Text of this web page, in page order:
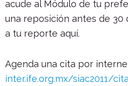
acude al Módulo de tu
una reposición antes de 30
a tu reporte aquí.
Agenda una cita por
inter.ife.org.mx/siac2011/